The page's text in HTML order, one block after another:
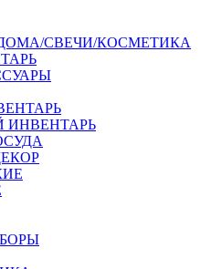
СВЕЧИ/КОСМЕТИКА
ИНВЕНТАРЬ